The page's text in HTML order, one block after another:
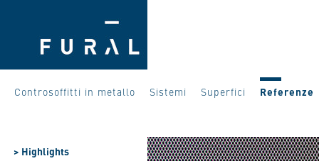
Controsoffitti in metallo Sistemi Superfici Referenze
> Highlights